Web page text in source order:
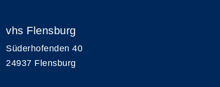
vhs Flensburg
Süderhofenden 40
24937 Flensburg